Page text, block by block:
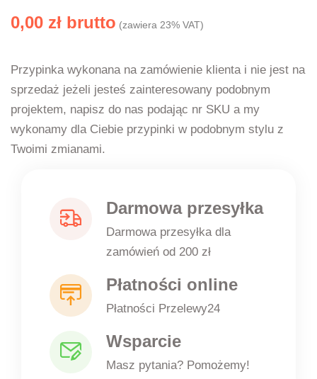
0,00 zł (zawiera 23% VAT)
Przypinka wykonana na zamówienie klienta i nie jest na
sprzedaż jeżeli jesteś zainteresowany podobnym
projektem, napisz do nas podając nr SKU a my
wykonamy dla Ciebie przypinki w podobnym stylu z
Twoimi zmianami.
Darmowa przesyłka
Darmowa przesyłka dla
zamówień od 200 zł
Płatności online
Płatności Przelewy24
Wsparcie
Masz pytania? Pomożemy!